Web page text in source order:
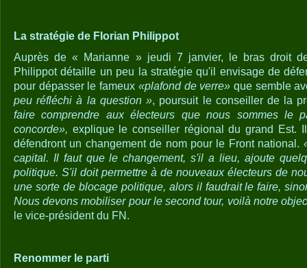
La stratégie de Florian Philippot
Auprès de « Marianne » jeudi 7 janvier, le bras droit
Philippot détaille un peu la stratégie qu'il envisage de
pour dépasser le fameux «plafond de verre» que semble
peu réfléchi à la question », poursuit le conseiller de la
faire comprendre aux électeurs que nous sommes
concorde», explique le conseiller régional du grand Est.
défendront un changement de nom pour le Front national.
capital. Il faut que le changement, s'il a lieu, ajoute
politique. S'il doit permettre à de nouveaux électeurs de
une sorte de blocage politique, alors il faudrait le faire,
Nous devons mobiliser pour le second tour, voilà notre
le vice-président du FN.
Renommer le parti